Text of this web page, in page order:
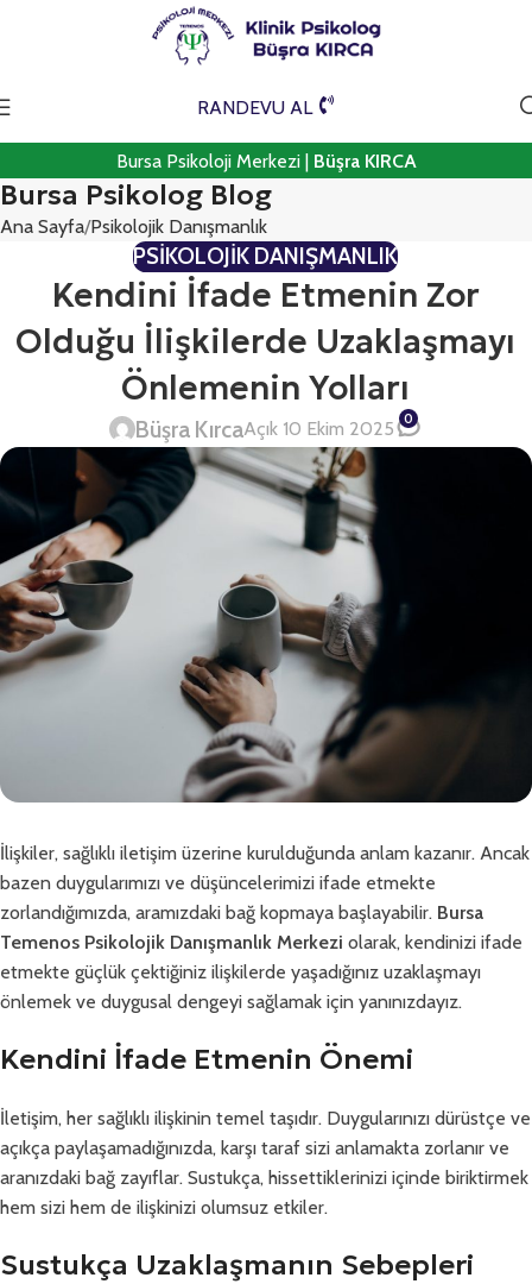
RANDEVU AL
Bursa Psikoloji Merkezi | Büşra KIRCA
Bursa Psikolog Blog
Ana Sayfa Psikolojik Danışmanlık
PSIKOLOJIK DANIŞMANLIK
Kendini İfade Etmenin Zor
Olduğu İlişkilerde Uzaklaşmayı
Önlemenin Yolları
Büşra KırcaAçık 10 Ekim 2025 0
İlişkiler, sağlıklı iletişim üzerine kurulduğunda anlam kazanır. Ancak
bazen duygularımızı ve düşüncelerimizi ifade etmekte
zorlandığımızda, aramızdaki bağ kopmaya başlayabilir. Bursa
Temenos Psikolojik Danışmanlık Merkezi olarak, kendinizi ifade
etmekte güçlük çektiğiniz ilişkilerde yaşadığınız uzaklaşmayı
önlemek ve duygusal dengeyi sağlamak için yanınızdayız.
Kendini İfade Etmenin Önemi
İletişim, her sağlıklı ilişkinin temel taşıdır. Duygularınızı dürüstçe ve
açıkça paylaşamadığınızda, karşı taraf sizi anlamakta zorlanır ve
aranızdaki bağ zayıflar. Sustukça, hissettiklerinizi içinde biriktirmek
hem sizi hem de ilişkinizi olumsuz etkiler.
Sustukça Uzaklaşmanın Sebepleri